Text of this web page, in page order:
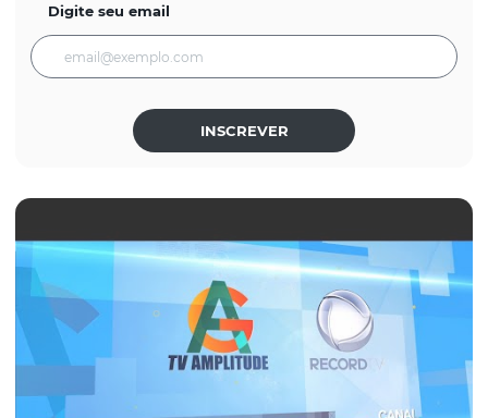
Digite seu email
INSCREVER